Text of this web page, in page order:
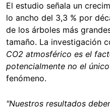
El estudio señala un
lo ancho del 3,3 % por
de los árboles más
tamaño. La investigación
CO2 atmosférico es el
potencialmente no el
fenómeno.
"Nuestros resultados